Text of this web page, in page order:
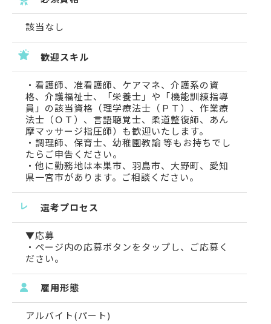
該当なし
歓迎スキル
・看護師、准看護師、ケアマネ、介護系の資
格、介護福祉士、「栄養士」や「機能訓練指導
員」の該当資格（理学療法士（ＰＴ）、作業療
法士（ＯＴ）、言語聴覚士、柔道整復師、あん
摩マッサージ指圧師）も歓迎いたします。
・調理師、保育士、幼稚園教諭 等もお持ちでし
たらご申告ください。
・他に勤務地は本巣市、羽島市、大野町、愛知
県一宮市があります。ご相談ください。
選考プロセス
▼応募
・ページ内の応募ボタンをタップし、ご応募く
ださい。
雇用形態
アルバイト(パート)